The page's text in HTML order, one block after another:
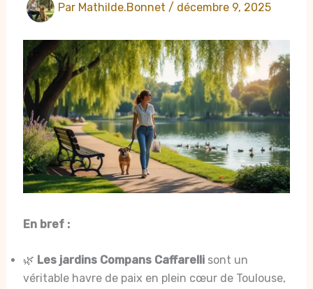
Par Mathilde.Bonnet / décembre 9, 2025
En bref :
🌿 Les jardins Compans Caffarellisont un
véritable havre de paix en plein cœur de Toulouse,